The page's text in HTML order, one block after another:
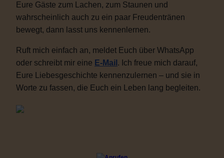
Eure Gäste zum Lachen, zum Staunen und
wahrscheinlich auch zu ein paar Freudentränen
bewegt, dann lasst uns kennenlernen.
Ruft mich einfach an, meldet Euch über WhatsApp
oder schreibt mir eine E-Mail . Ich freue mich darauf,
Eure Liebesgeschichte kennenzulernen – und sie in
Worte zu fassen, die Euch ein Leben lang begleiten.